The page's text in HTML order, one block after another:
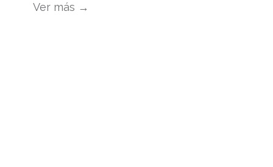
Ver más →